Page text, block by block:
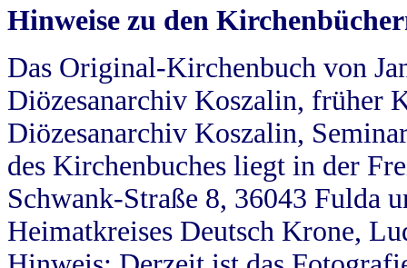
Hinweise zu den
Das Original-Kirchenbuch von
Diözesanarchiv Koszalin, früher
Diözesanarchiv Koszalin,
des Kirchenbuches liegt in der
Schwank-Straße 8, 36043 Fulda
Heimatkreises Deutsch Krone,